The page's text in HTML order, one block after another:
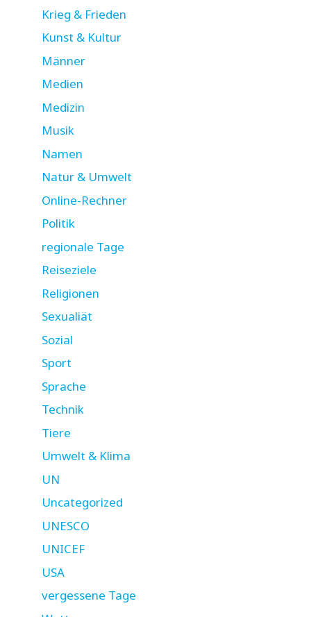
Krieg & Frieden
Kunst & Kultur
Männer
Medien
Medizin
Musik
Namen
Natur & Umwelt
Online-Rechner
Politik
regionale Tage
Reiseziele
Religionen
Sexualiät
Sozial
Sport
Sprache
Technik
Tiere
Umwelt & Klima
UN
Uncategorized
UNESCO
UNICEF
USA
vergessene Tage